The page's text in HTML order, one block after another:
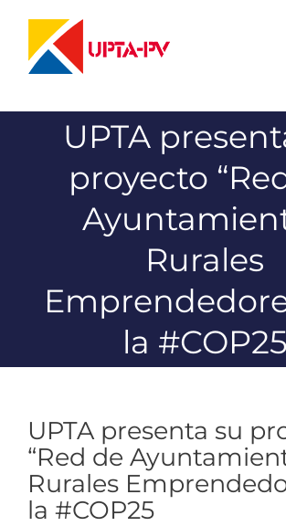
contenido
UPTA
proyecto
Rurales
la #COP25
UPTA presenta su
“Red de
Rurales
la #COP25